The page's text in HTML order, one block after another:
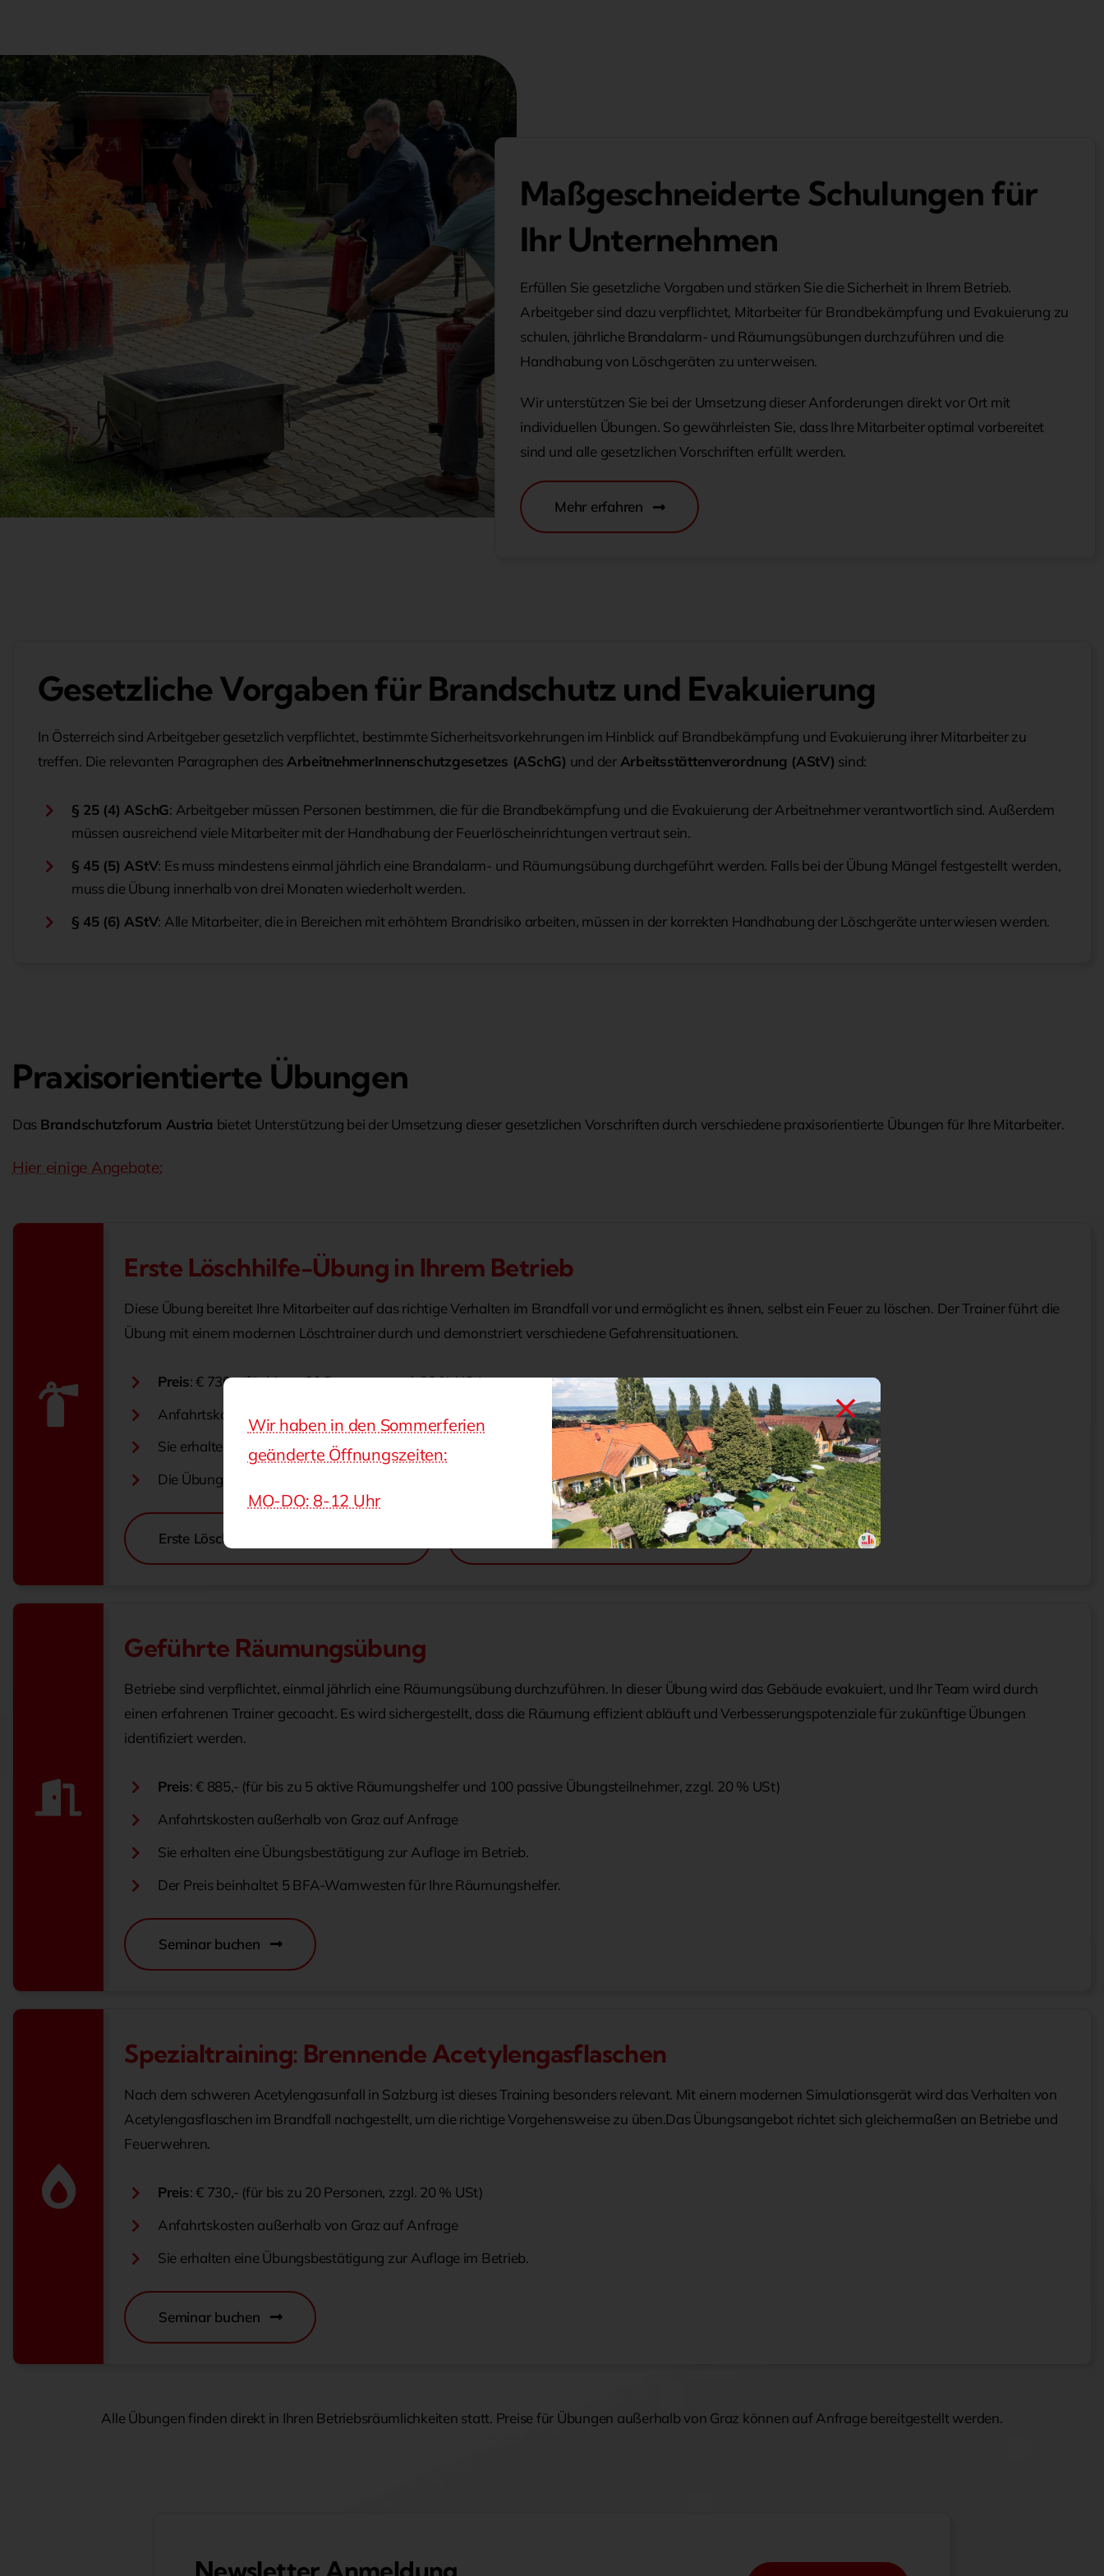
Maßgeschneiderte Schulungen für
Ihr Unternehmen
Erfüllen Sie gesetzliche Vorgaben und stärken Sie die Sicherheit in Ihrem Betrieb.
Arbeitgeber sind dazu verpflichtet, Mitarbeiter für Brandbekämpfung und Evakuierung zu
schulen, jährliche Brandalarm- und Räumungsübungen durchzuführen und die
Handhabung von Löschgeräten zu unterweisen.
Wir unterstützen Sie bei der Umsetzung dieser Anforderungen direkt vor Ort mit
individuellen Übungen. So gewährleisten Sie, dass Ihre Mitarbeiter optimal vorbereitet
sind und alle gesetzlichen Vorschriften erfüllt werden.
Mehr erfahren
Gesetzliche Vorgaben für Brandschutz und Evakuierung
In Österreich sind Arbeitgeber gesetzlich verpflichtet, bestimmte Sicherheitsvorkehrungen im Hinblick auf Brandbekämpfung und Evakuierung ihrer Mitarbeiter zu
treffen. Die relevanten Paragraphen des ArbeitnehmerInnenschutzgesetzes (ASchG) und der Arbeitsstättenverordnung (AStV) sind:
§ 25 (4) ASchG: Arbeitgeber müssen Personen bestimmen, die für die Brandbekämpfung und die Evakuierung der Arbeitnehmer verantwortlich sind. Außerdem
müssen ausreichend viele Mitarbeiter mit der Handhabung der Feuerlöscheinrichtungen vertraut sein.
§ 45 (5) AStV: Es muss mindestens einmal jährlich eine Brandalarm- und Räumungsübung durchgeführt werden. Falls bei der Übung Mängel festgestellt werden,
muss die Übung innerhalb von drei Monaten wiederholt werden.
§ 45 (6) AStV: Alle Mitarbeiter, die in Bereichen mit erhöhtem Brandrisiko arbeiten, müssen in der korrekten Handhabung der Löschgeräte unterwiesen werden.
Praxisorientierte Übungen
Das Brandschutzforum Austria bietet Unterstützung bei der Umsetzung dieser gesetzlichen Vorschriften durch verschiedene praxisorientierte Übungen für Ihre Mitarbeiter.
Hier einige Angebote:
Erste Löschhilfe-Übung in Ihrem Betrieb
Diese Übung bereitet Ihre Mitarbeiter auf das richtige Verhalten im Brandfall vor und ermöglicht es ihnen, selbst ein Feuer zu löschen. Der Trainer führt die
Übung mit einem modernen Löschtrainer durch und demonstriert verschiedene Gefahrensituationen.
Preis: € 730,- (für bis zu 20 Personen, zzgl. 20 % USt)
Anfahrtskosten außerhalb von Graz auf Anfrage
Sie erhalten eine Übungsbestätigung zur Auflage im Betrieb.
Die Übung kann auf Deutsch oder Englisch durchgeführt werden.
Erste Löschhilfe in Deutsch buchen Erste Löschhilfe in Englisch buchen
Geführte Räumungsübung
Betriebe sind verpflichtet, einmal jährlich eine Räumungsübung durchzuführen. In dieser Übung wird das Gebäude evakuiert, und Ihr Team wird durch
einen erfahrenen Trainer gecoacht. Es wird sichergestellt, dass die Räumung effizient abläuft und Verbesserungspotenziale für zukünftige Übungen
identifiziert werden.
Preis: € 885,- (für bis zu 5 aktive Räumungshelfer und 100 passive Übungsteilnehmer, zzgl. 20 % USt)
Anfahrtskosten außerhalb von Graz auf Anfrage
Sie erhalten eine Übungsbestätigung zur Auflage im Betrieb.
Der Preis beinhaltet 5 BFA-Warnwesten für Ihre Räumungshelfer.
Seminar buchen
Spezialtraining: Brennende Acetylengasflaschen
Nach dem schweren Acetylengasunfall in Salzburg ist dieses Training besonders relevant. Mit einem modernen Simulationsgerät wird das Verhalten von
Acetylengasflaschen im Brandfall nachgestellt, um die richtige Vorgehensweise zu üben.Das Übungsangebot richtet sich gleichermaßen an Betriebe und
Feuerwehren.
Preis: € 730,- (für bis zu 20 Personen, zzgl. 20 % USt)
Anfahrtskosten außerhalb von Graz auf Anfrage
Sie erhalten eine Übungsbestätigung zur Auflage im Betrieb.
Seminar buchen
Alle Übungen finden direkt in Ihren Betriebsräumlichkeiten statt. Preise für Übungen außerhalb von Graz können auf Anfrage bereitgestellt werden.
Wir haben in den Sommerferien
geänderte Öffnungszeiten:
MO-DO: 8-12 Uhr